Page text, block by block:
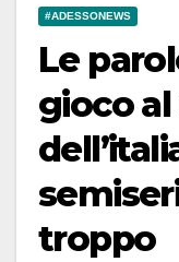
#ADESSONEWS
Le
gioco
troppo